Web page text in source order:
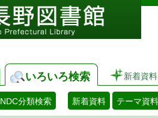
いろいろ検索 新着資料
NDC分類検索 新着資料 テーマ資料